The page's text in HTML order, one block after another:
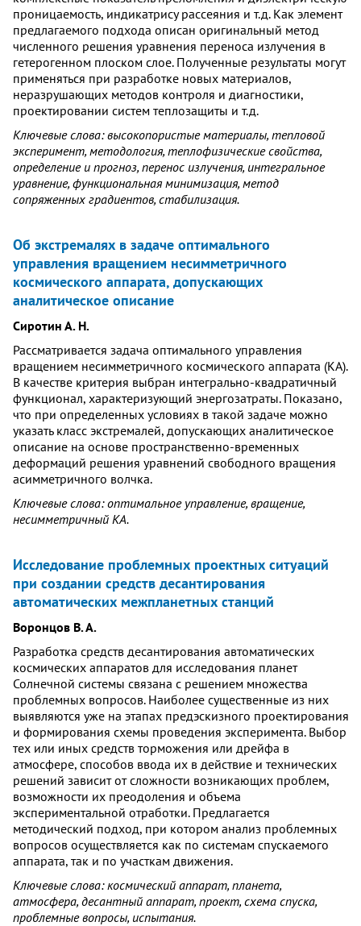
проницаемость, индикатрису рассеяния и т.д. Как элемент
предлагаемого подхода описан оригинальный метод
численного решения уравнения переноса излучения в
гетерогенном плоском слое. Полученные результаты могут
применяться при разработке новых материалов,
неразрушающих методов контроля и диагностики,
проектировании систем теплозащиты и т.д.
Ключевые слова: высокопористые материалы, тепловой
эксперимент, методология, теплофизические свойства,
определение и прогноз, перенос излучения, интегральное
уравнение, функциональная минимизация, метод
сопряженных градиентов, стабилизация.
Об экстремалях в задаче оптимального
управления вращением несимметричного
космического аппарата, допускающих
аналитическое описание
Сиротин А. Н.
Рассматривается задача оптимального управления
вращением несимметричного космического аппарата (КА).
В качестве критерия выбран интегрально-квадратичный
функционал, характеризующий энергозатраты. Показано,
что при определенных условиях в такой задаче можно
указать класс экстремалей, допускающих аналитическое
описание на основе пространственно-временных
деформаций решения уравнений свободного вращения
асимметричного волчка.
Ключевые слова: оптимальное управление, вращение,
несимметричный КА.
Исследование проблемных проектных ситуаций
при создании средств десантирования
автоматических межпланетных станций
Воронцов В. А.
Разработка средств десантирования автоматических
космических аппаратов для исследования планет
Солнечной системы связана с решением множества
проблемных вопросов. Наиболее существенные из них
выявляются уже на этапах предэскизного проектирования
и формирования схемы проведения эксперимента. Выбор
тех или иных средств торможения или дрейфа в
атмосфере, способов ввода их в действие и технических
решений зависит от сложности возникающих проблем,
возможности их преодоления и объема
экспериментальной отработки. Предлагается
методический подход, при котором анализ проблемных
вопросов осуществляется как по системам спускаемого
аппарата, так и по участкам движения.
Ключевые слова: космический аппарат, планета,
атмосфера, десантный аппарат, проект, схема спуска,
проблемные вопросы, испытания.